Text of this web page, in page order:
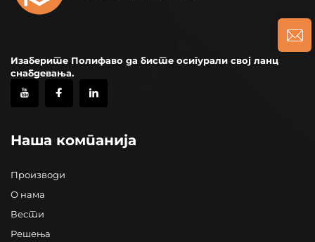
Изаберите Полифаво да бисте осигурали свој ланц
снабдевања.
Наша компанија
Производи
О нама
Вести
Решења